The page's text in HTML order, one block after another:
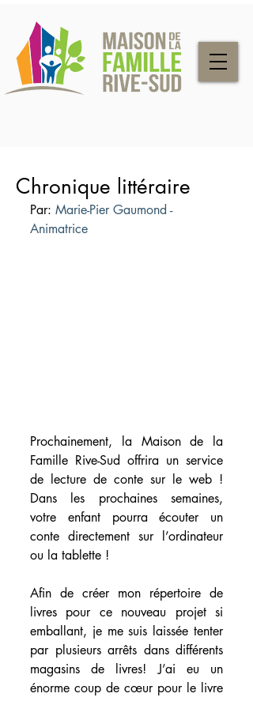
Chronique littéraire
Par: Marie-Pier Gaumond -
Animatrice
Prochainement, la Maison de la
Famille Rive-Sud offrira un service
de lecture de conte sur le web !
Dans les prochaines semaines,
votre enfant pourra écouter un
conte directement sur l’ordinateur
ou la tablette !
Afin de créer mon répertoire de
livres pour ce nouveau projet si
emballant, je me suis laissée tenter
par plusieurs arrêts dans différents
magasins de livres! J’ai eu un
énorme coup de cœur pour le livre